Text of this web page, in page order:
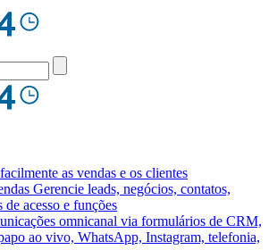
as vendas e os clientes
Gerencie leads, negócios, contatos,
acesso e funções
omnicanal via formulários de CRM,
ao vivo, WhatsApp, Instagram, telefonia,